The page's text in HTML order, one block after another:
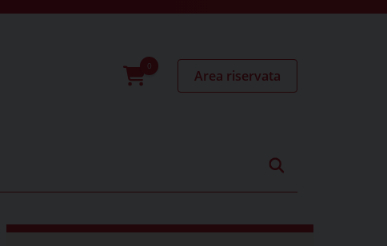
0
Area riservata